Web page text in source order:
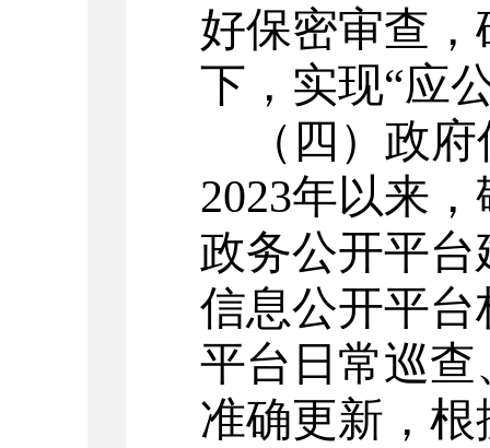
好保密审查
下，实现“应
（ 四 ） 政府
2023年以来，
政务公开平
信息公开平
平台日常巡
准确更新， 根